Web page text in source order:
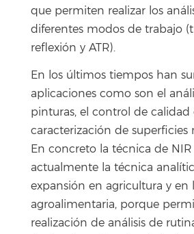
que permiten realizar los
diferentes modos de trabajo
reflexión y ATR).
En los últimos tiempos han
aplicaciones como son el
pinturas, el control de calidad
caracterización de superficies
En concreto la técnica de
actualmente la técnica
expansión en agricultura y en
agroalimentaria, porque
realización de análisis de